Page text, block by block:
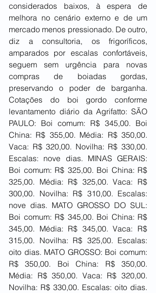
considerados baixos, à espera de
melhora no cenário externo e de um
mercado menos pressionado. De outro,
diz a consultoria, os frigoríficos,
amparados por escalas confortáveis,
seguem sem urgência para novas
compras de boiadas gordas,
preservando o poder de barganha.
Cotações do boi gordo conforme
levantamento diário da Agrifatto: SÃO
PAULO: Boi comum: R$ 345,00. Boi
China: R$ 355,00. Média: R$ 350,00.
Vaca: R$ 320,00. Novilha: R$ 330,00.
Escalas: nove dias. MINAS GERAIS:
Boi comum: R$ 325,00. Boi China: R$
325,00. Média: R$ 325,00. Vaca: R$
300,00. Novilha: R$ 310,00. Escalas:
nove dias. MATO GROSSO DO SUL:
Boi comum: R$ 345,00. Boi China: R$
345,00. Média: R$ 345,00. Vaca: R$
315,00. Novilha: R$ 325,00. Escalas:
oito dias. MATO GROSSO: Boi comum:
R$ 350,00. Boi China: R$ 350,00.
Média: R$ 350,00. Vaca: R$ 320,00.
Novilha: R$ 330,00. Escalas: oito dias.